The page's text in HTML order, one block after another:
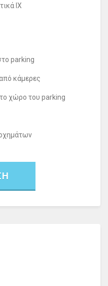
ΙΧ
parking
κάμερες
χώρο του parking